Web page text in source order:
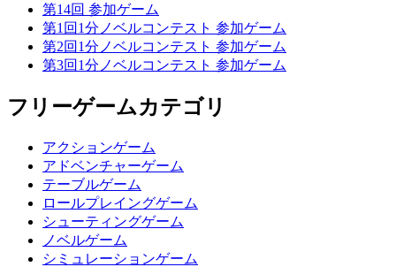
第14回 参加ゲーム
第1回1分ノベルコンテスト 参加ゲーム
第2回1分ノベルコンテスト 参加ゲーム
第3回1分ノベルコンテスト 参加ゲーム
フリーゲームカテゴリ
アクションゲーム
アドベンチャーゲーム
テーブルゲーム
ロールプレイングゲーム
シューティングゲーム
ノベルゲーム
シミュレーションゲーム